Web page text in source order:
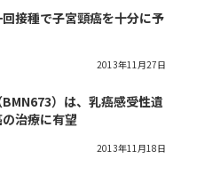
接種で子宮頸癌を十分に予
2013年11月27日
）は、乳癌感受性遺
治療に有望
2013年11月18日